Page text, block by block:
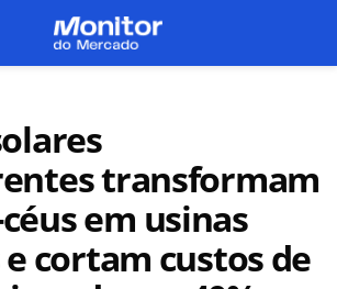
transformam
em usinas
cortam custos de